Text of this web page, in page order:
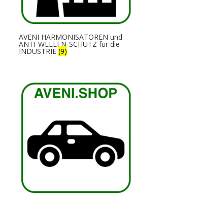
AVENI HARMONISATOREN und
ANTI-WELLEN-SCHUTZ für die
INDUSTRIE(9)